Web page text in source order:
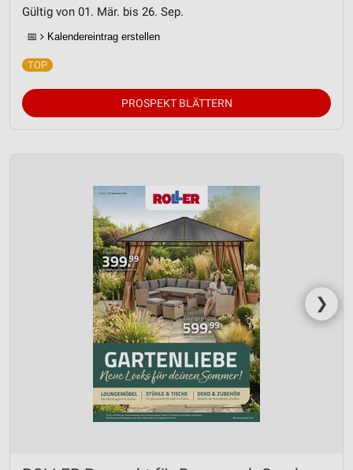
Gültig von 01. Mär. bis 26. Sep.
📅 Kalendereintrag erstellen
PROSPEKT BLÄTTERN
❯
Erstellung von Profilen für personalisierte
Verwendung von Profilen zur Auswahl
personalisierter Werbung
Erstellung von Profilen zur Personalisierung
von Inhalten
Messung der Werbeleistung
Messung der Performance von Inhalten
Analyse von Zielgruppen durch Statistiken oder
Kombinationen von Daten aus verschiedenen
Entwicklung und Verbesserung der Angebote
Verwendung reduzierter Daten zur Auswahl von
IAB-Besonderheiten:
Verwendung genauer Standortdaten